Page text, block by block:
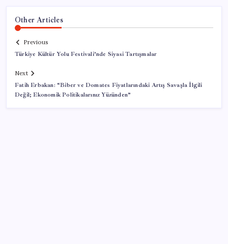
Other Articles
Previous
Türkiye Kültür Yolu Festivali’nde Siyasi Tartışmalar
Next
Fatih Erbakan: “Biber ve Domates Fiyatlarındaki Artış Savaşla İlgili
Değil; Ekonomik Politikalarınız Yüzünden”